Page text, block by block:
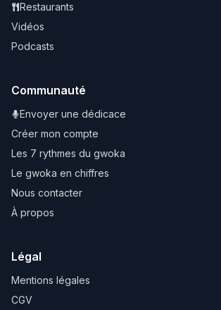
Restaurants
Vidéos
Podcasts
Communauté
Envoyer une dédicace
Créer mon compte
Les 7 rythmes du gwoka
Le gwoka en chiffres
Nous contacter
À propos
Légal
Mentions légales
CGV